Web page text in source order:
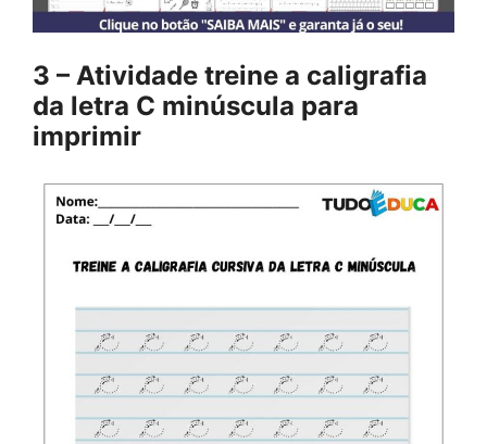
3 – Atividade treine a caligrafia
da letra C minúscula para
imprimir